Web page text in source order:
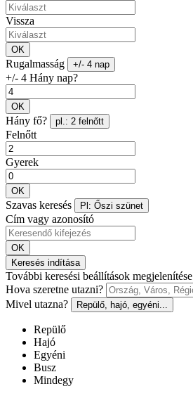
Vissza
OK
Rugalmasság +/- 4 nap
+/- 4 Hány nap?
OK
Hány fő? pl.: 2 felnőtt
Felnőtt
Gyerek
OK
Szavas keresés Pl: Őszi szünet
Cím vagy azonosító
OK
Keresés indítása
További keresési beállítások megjelenítése
Hova szeretne utazni?
Mivel utazna?
Repülő, hajó, egyéni...
Repülő
Hajó
Egyéni
Busz
Mindegy